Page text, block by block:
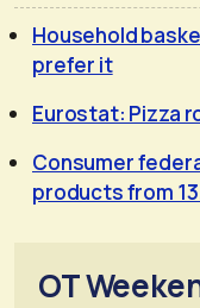
Household
prefer it
Eurostat: Pizza
Consumer
products from
OT